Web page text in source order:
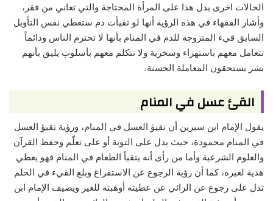
الحالات اخرى يدل هذا على المرأة المحتاجة والتي تعاني من فقر،
وأشار الفقهاء في هذه الرؤية أنها لو تقيأت دم ستعطي نفس التأويل
السابق قيء المتزوجة للدم في المنام بأنها لا تحترم الناس ودائماً
تتعامل معهم باستهزاء وسخرية ولا تتكلم معهم بأسلوب يليق بأنهم
بشر يستحقون المعاملة الحسنة.
القئ عسل في المنام
يقول الإمام ابن سيرين أن تقيؤ العسل في المنام، ورؤية تقيؤ العسل
في المنام محمودة، حيث يدل على التوبة أو على تعلّم وحفظ القرآن
والعلوم الشرعية وأما من رأى أنه يتقيأ الطعام في المنام فهو يعطي
هدية لغيره، كما أن رؤية الرجوع عن الاستفراغ وبلع القيء في الحلم
تدل على رجوع عن الرائي عن عطيته أوهبته للغير ويضيف الإمام ابن